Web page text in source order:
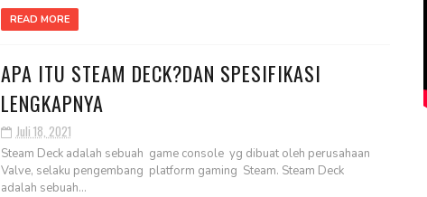
READ MORE
APA ITU STEAM DECK?DAN SPESIFIKASI
LENGKAPNYA
Juli 18, 2021
Steam Deck adalah sebuah game console yg dibuat oleh perusahaan
Valve, selaku pengembang platform gaming Steam. Steam Deck
adalah sebuah...